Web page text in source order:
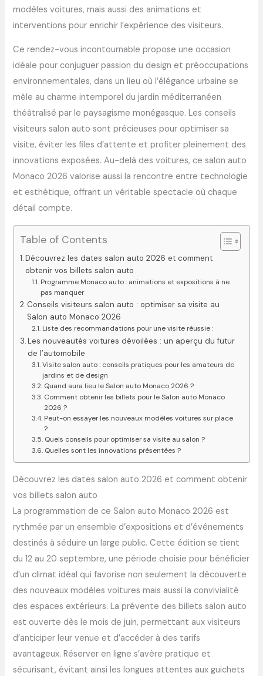
modèles voitures, mais aussi des animations et
interventions pour enrichir l’expérience des visiteurs.
Ce rendez-vous incontournable propose une occasion
idéale pour conjuguer passion du design et préoccupations
environnementales, dans un lieu où l’élégance urbaine se
mêle au charme intemporel du jardin méditerranéen
théâtralisé par le paysagisme monégasque. Les conseils
visiteurs salon auto sont précieuses pour optimiser sa
visite, éviter les files d’attente et profiter pleinement des
innovations exposées. Au-delà des voitures, ce salon auto
Monaco 2026 valorise aussi la rencontre entre technologie
et esthétique, offrant un véritable spectacle où chaque
détail compte.
Table of Contents
Découvrez les dates salon auto 2026 et comment
obtenir vos billets salon auto
Programme Monaco auto : animations et expositions à ne
pas manquer
Conseils visiteurs salon auto : optimiser sa visite au
Salon auto Monaco 2026
Liste des recommandations pour une visite réussie :
Les nouveautés voitures dévoilées : un aperçu du futur
de l’automobile
Visite salon auto : conseils pratiques pour les amateurs de
jardins et de design
Quand aura lieu le Salon auto Monaco 2026 ?
Comment obtenir les billets pour le Salon auto Monaco
2026 ?
Peut-on essayer les nouveaux modèles voitures sur place
?
Quels conseils pour optimiser sa visite au salon ?
Quelles sont les innovations présentées ?
Découvrez les dates salon auto 2026 et comment obtenir
vos billets salon auto
La programmation de ce Salon auto Monaco 2026 est
rythmée par un ensemble d’expositions et d’événements
destinés à séduire un large public. Cette édition se tient
du 12 au 20 septembre, une période choisie pour bénéficier
d’un climat idéal qui favorise non seulement la découverte
des nouveaux modèles voitures mais aussi la convivialité
des espaces extérieurs. La prévente des billets salon auto
est ouverte dès le mois de juin, permettant aux visiteurs
d’anticiper leur venue et d’accéder à des tarifs
avantageux. Réserver en ligne s’avère pratique et
sécurisant, évitant ainsi les longues attentes aux guichets